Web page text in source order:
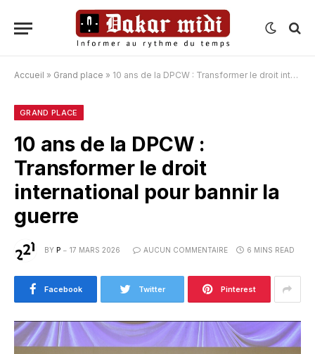
Accueil » Grand place » 10 ans de la DPCW : Transformer le droit international pour bannir la guerre
GRAND PLACE
10 ans de la DPCW :
Transformer le droit
international pour bannir la
guerre
BY P 17 MARS 2026 AUCUN COMMENTAIRE 6 MINS READ
Facebook Twitter Pinterest